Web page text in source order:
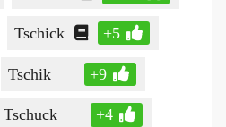
Tschick +5
Tschik +9
Tschuck +4